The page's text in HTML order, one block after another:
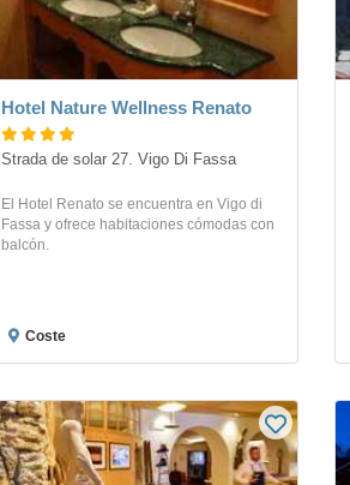
Hotel Nature Wellness Renato
Strada de solar 27. Vigo Di Fassa
El Hotel Renato se encuentra en Vigo di
Fassa y ofrece habitaciones cómodas con
balcón.
Coste